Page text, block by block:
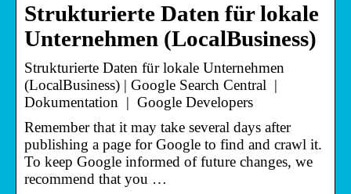
Strukturierte Daten für lokale
Unternehmen (LocalBusiness)
Strukturierte Daten für lokale Unternehmen
(LocalBusiness) | Google Search Central |
Dokumentation | Google Developers
Remember that it may take several days after
publishing a page for Google to find and crawl it.
To keep Google informed of future changes, we
recommend that you …